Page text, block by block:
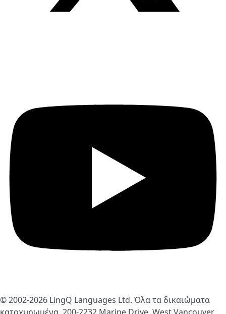
© 2002-2026 LingQ Languages Ltd. Όλα τα δικαιώματα